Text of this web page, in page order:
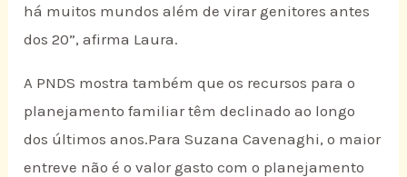
há muitos mundos além de virar genitores antes
dos 20”, afirma Laura.
A PNDS mostra também que os recursos para o
planejamento familiar têm declinado ao longo
dos últimos anos.Para Suzana Cavenaghi, o maior
entreve não é o valor gasto com o planejamento